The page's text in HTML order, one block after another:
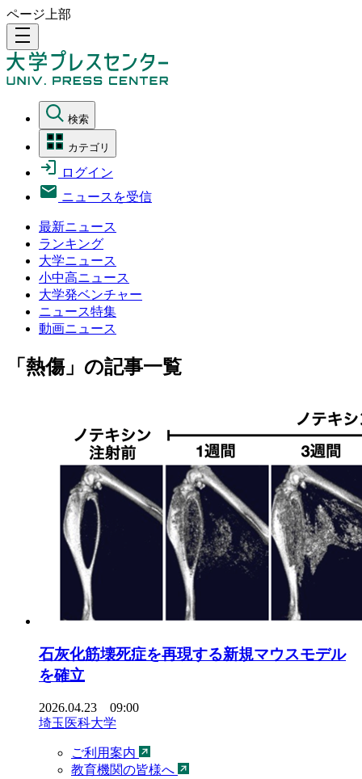
ページ上部
density_medium
検索
カテゴリ
ログイン
ニュースを受信
最新ニュース
ランキング
大学ニュース
小中高ニュース
大学発ベンチャー
ニュース特集
動画ニュース
「熱傷」の記事一覧
石灰化筋壊死症を再現する新規マウスモデル
を確立
2026.04.23 09:00
埼玉医科大学
ご利用案内
教育機関の皆様へ